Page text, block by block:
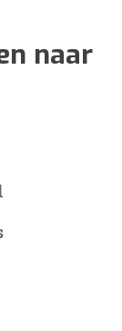
naar